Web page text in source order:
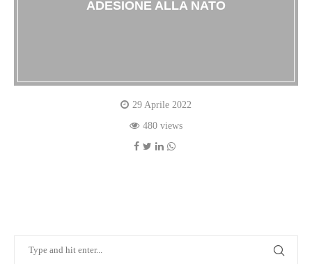
ADESIONE ALLA NATO
29 Aprile 2022
480 views